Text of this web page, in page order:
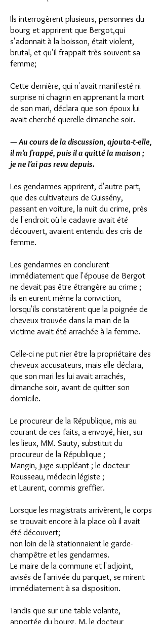
Ils interrogèrent plusieurs, personnes du
bourg et apprirent que Bergot,qui
s'adonnait à la boisson, était violent,
brutal, et qu'il frappait très souvent sa
femme;
Cette dernière, qui n'avait manifesté ni
surprise ni chagrin en apprenant la mort
de son mari, déclara que son époux lui
avait cherché querelle dimanche soir.
— Au cours de la discussion, ajouta-t-elle,
il m'a frappé, puis il a quitté la maison ;
je ne l'ai pas revu depuis.
Les gendarmes apprirent, d'autre part,
que des cultivateurs de Guissény,
passant en voiture, la nuit du crime, près
de l'endroit où le cadavre avait été
découvert, avaient entendu des cris de
femme.
Les gendarmes en conclurent
immédiatement que l'épouse de Bergot
ne devait pas être étrangère au crime ;
ils en eurent même la conviction,
lorsqu'ils constatèrent que la poignée de
cheveux trouvée dans la main de la
victime avait été arrachée à la femme.
Celle-ci ne put nier être la propriétaire des
cheveux accusateurs, mais elle déclara,
que son mari les lui avait arrachés,
dimanche soir, avant de quitter son
domicile.
Le procureur de la République, mis au
courant de ces faits, a envoyé, hier, sur
les lieux, MM. Sauty, substitut du
procureur de la République ;
Mangin, juge suppléant ; le docteur
Rousseau, médecin légiste ;
et Laurent, commis greffier.
Lorsque les magistrats arrivèrent, le corps
se trouvait encore à la place où il avait
été découvert;
non loin de là stationnaient le garde-
champêtre et les gendarmes.
Le maire de la commune et l'adjoint,
avisés de l'arrivée du parquet, se mirent
immédiatement à sa disposition.
Tandis que sur une table volante,
apportée du bourg, M. le docteur